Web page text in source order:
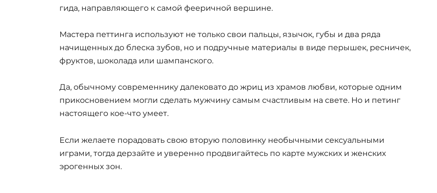
гида, направляющего к самой фееричной вершине.
Мастера петтинга используют не только свои пальцы, язычок, губы и два ряда
начищенных до блеска зубов, но и подручные материалы в виде перышек, ресничек,
фруктов, шоколада или шампанского.
Да, обычному современнику далековато до жриц из храмов любви, которые одним
прикосновением могли сделать мужчину самым счастливым на свете. Но и петинг
настоящего кое-что умеет.
Если желаете порадовать свою вторую половинку необычными сексуальными
играми, тогда дерзайте и уверенно продвигайтесь по карте мужских и женских
эрогенных зон.